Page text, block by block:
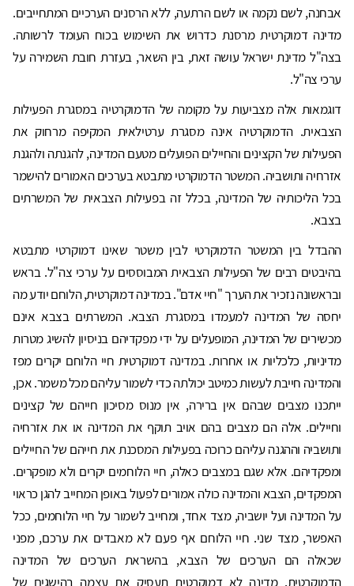
אבחנה, לשם נקמה או לשם הרתעה, ללא הרסנים הערכיים המתחייבים.
מדינה דמוקרטית מרסנת כדרוש את השימוש בכוח העומד לרשותה.
בצה"ל מדינת ישראל עושה זאת, בין השאר, בעזרת חובת השמירה על
ערכי צה"ל.
דוגמאות אלה מצביעות על מקומה של הדמוקרטיה במסגרת הפעילות
הצבאית. הדמוקרטיה אינה מסגרת ערטילאית המקיפה מרחוק את
הפעילות של הקצינים והחיילים הפועלים מטעם המדינה, להגנתה ולהגנת
אזרחיה ותושביה. המשטר הדמוקרטי מתבטא בערכים האמורים להישמר
בכל הליכותיה של המדינה, בכלל זה בפעילות הצבאית של המשרתים
בצבא.
ההבדל בין המשטר הדמוקרטי לבין משטר שאינו דמוקרטי מתבטא
בהיבטים רבים של הפעילות הצבאית המבוססים על ערכי צה"ל. בראש
ובראשונה נזכיר את הערך "חיי אדם". במדינה דמוקרטית, הלוחם יודע מה
יחסה של המדינה למעמדו במסגרת הצבא. המשרתים בצבא אינם
מכשירים של המדינה, המופעלים על ידי מפקדיהם בניסיון להשיג מטרות
מדיניות, כלכליות או אחרות. במדינה דמוקרטית חיי הלוחם יקרים מפז
והמדינה חייבת לעשות כמיטב יכולתה כדי לשמור עליהם מכל משמר. אכן,
ייתכנו מצבים שבהם אין ברירה, אין מנוס מסיכון חייהם של קצינים
וחיילים. אלה הם מצבים בהם אויב תוקף את המדינה או את אזרחיה
ותושביה וההגנה עליהם כרוכה בפעילות המסכנת את חייהם של החיילים
ומפקדיהם. אלא שגם במצבים כאלה, חיי הלוחמים יקרים ולא מופקרים.
המפקדים, הצבא והמדינה כולה אמורים לפעול באופן המחייב להגן כראוי
על המדינה ועל יושביה, מצד אחד, ומחייב לשמור על חיי הלוחמים, ככל
האפשר, מצד שני. חיי הלוחם אף פעם לא מאבדים את ערכם, מפני
שכאלה הם הערכים של הצבא, בהשראת הערכים של המדינה
הדמוקרטית. מדינה לא דמוקרטית תעסיק את עצמה בהישגים של